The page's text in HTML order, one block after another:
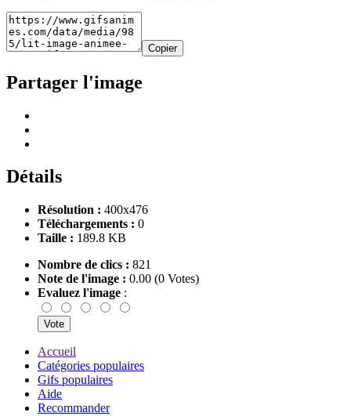
Copier
Partager l'image
Détails
Résolution : 400x476
Téléchargements : 0
Taille : 189.8 KB
Nombre de clics : 821
Note de l'image : 0.00 (0 Votes)
Evaluez l'image :
Accueil
Catégories populaires
Gifs populaires
Aide
Recommander